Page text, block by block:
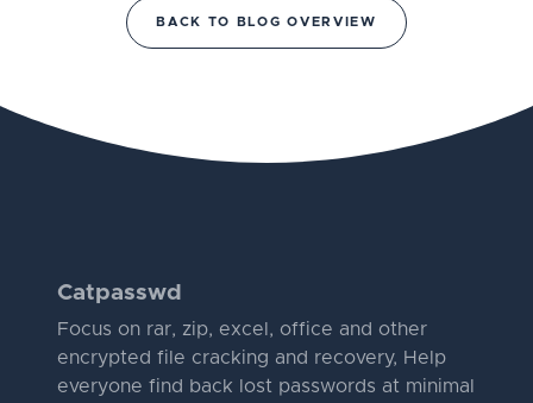
BACK TO BLOG OVERVIEW
Catpasswd
Focus on rar, zip, excel, office and other
encrypted file cracking and recovery, Help
everyone find back lost passwords at minimal